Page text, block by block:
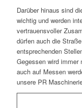
Darüber hinaus sind
wichtig und werden
vertrauensvoller
dürfen auch die
entsprechenden
Gegessen wird immer
auch auf Messen
unsere PR